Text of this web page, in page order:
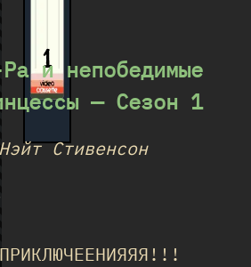
1
и непобедимые
— Сезон 1
Стивенсон